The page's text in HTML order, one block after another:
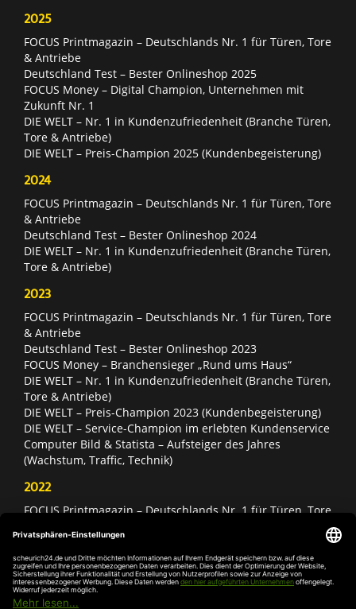
2025
FOCUS Printmagazin – Deutschlands Nr. 1 für Türen, Tore
& Antriebe
Deutschland Test – Bester Onlineshop 2025
FOCUS Money – Digital Champion, Unternehmen mit
Zukunft Nr. 1
DIE WELT – Nr. 1 in Kundenzufriedenheit (Branche Türen,
Tore & Antriebe)
DIE WELT – Preis-Champion 2025 (Kundenbegeisterung)
2024
FOCUS Printmagazin – Deutschlands Nr. 1 für Türen, Tore
& Antriebe
Deutschland Test – Bester Onlineshop 2024
DIE WELT – Nr. 1 in Kundenzufriedenheit (Branche Türen,
Tore & Antriebe)
2023
FOCUS Printmagazin – Deutschlands Nr. 1 für Türen, Tore
& Antriebe
Deutschland Test – Bester Onlineshop 2023
FOCUS Money – Branchensieger „Rund ums Haus“
DIE WELT – Nr. 1 in Kundenzufriedenheit (Branche Türen,
Tore & Antriebe)
DIE WELT – Preis-Champion 2023 (Kundenbegeisterung)
DIE WELT – Service-Champion im erlebten Kundenservice
Computer Bild & Statista – Aufsteiger des Jahres
(Wachstum, Traffic, Technik)
2022
FOCUS Printmagazin – Deutschlands Nr. 1 für Türen, Tore
Deutschland Test – Bester Onlineshop 2022
FOCUS Money – Branchensieger „Rund ums Haus“
DIE WELT – Service-Champion im erlebten Kundenservice
DIE WELT – Branchengewinner Gold-Rang (Türen, Tore &
Antriebe)